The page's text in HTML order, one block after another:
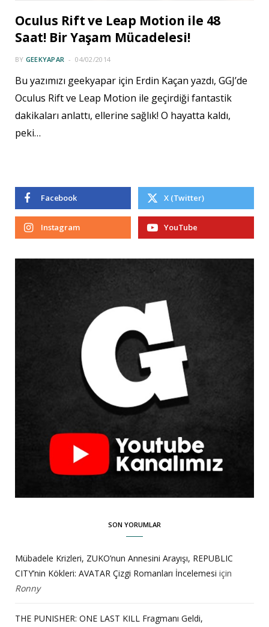
Oculus Rift ve Leap Motion ile 48
Saat! Bir Yaşam Mücadelesi!
BY GEEKYAPAR 04/02/2014
Bu yazımızı geekyapar için Erdin Kaçan yazdı, GGJ’de
Oculus Rift ve Leap Motion ile geçirdiği fantastik
dakikaları anlattı, ellerine sağlık! O hayatta kaldı,
peki…
Facebook X (Twitter)
Instagram YouTube
SON YORUMLAR
Mübadele Krizleri, ZUKO’nun Annesini Arayışı, REPUBLIC
CITY’nin Kökleri: AVATAR Çizgi Romanları İncelemesi için
Ronny
THE PUNISHER: ONE LAST KILL Fragmanı Geldi,